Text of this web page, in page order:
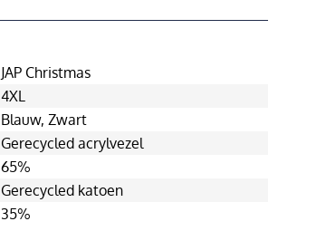
JAP Christmas
4XL
Blauw, Zwart
Gerecycled acrylvezel
65%
Gerecycled katoen
35%